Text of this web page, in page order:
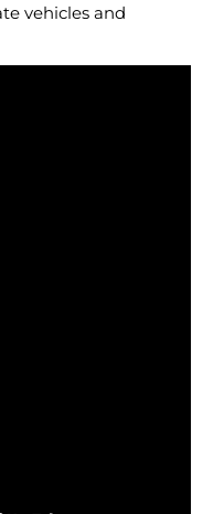
vehicles and